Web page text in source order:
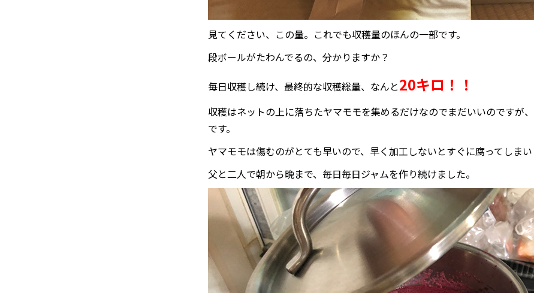
見てください、この量。これでも収穫量のほんの一部です。
段ボールがたわんでるの、分かりますか？
毎日収穫し続け、最終的な収穫総量、なんと20キロ！！
収穫はネットの上に落ちたヤマモモを集めるだけなのでまだいいのですが
です。
ヤマモモは傷むのがとても早いので、早く加工しないとすぐに腐ってしまい
父と二人で朝から晩まで、毎日毎日ジャムを作り続けました。